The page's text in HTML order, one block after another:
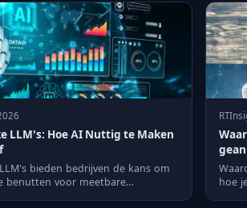
LLM's: Hoe AI Nuttig te Maken
bieden bedrijven de kans om
benutten voor meetbare
hoe